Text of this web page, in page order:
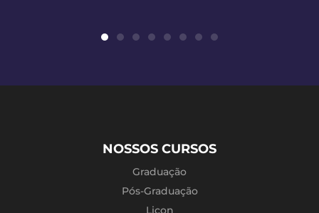
NOSSOS CURSOS
Graduação
Pós-Graduação
Licon